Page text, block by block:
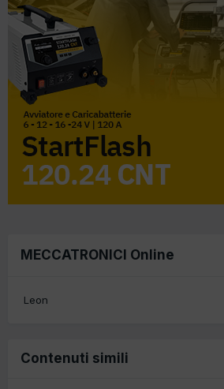
MECCATRONICI Online
Leon
Contenuti simili